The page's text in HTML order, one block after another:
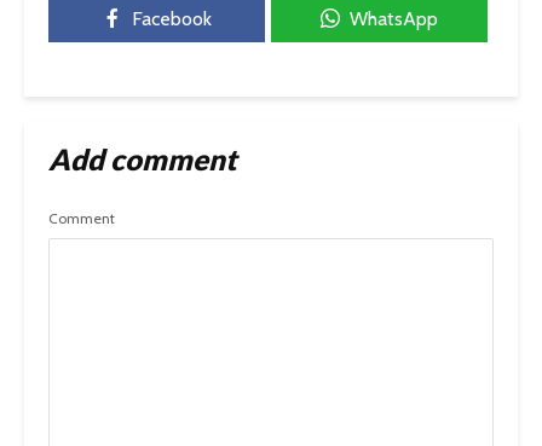
Facebook WhatsApp
Add comment
Comment